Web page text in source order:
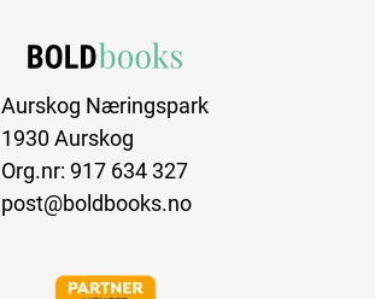
Aurskog Næringspark
1930 Aurskog
Org.nr: 917 634 327
post@boldbooks.no